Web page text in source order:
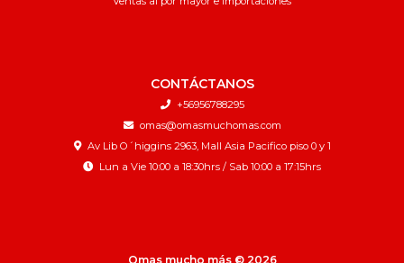
CONTÁCTANOS
+56956788295
omas@omasmuchomas.com
Av Lib O´higgins 2963, Mall Asia Pacifico piso 0 y 1
Lun a Vie 10:00 a 18:30hrs / Sab 10:00 a 17:15hrs
Omas mucho más © 2026